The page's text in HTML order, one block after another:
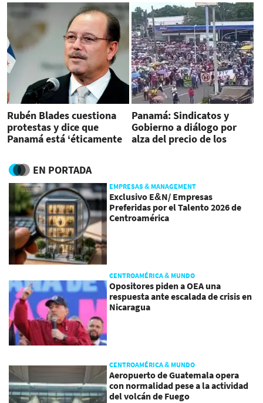
Rubén Blades cuestiona
protestas y dice que
Panamá está ‘éticamente
Panamá: Sindicatos y
Gobierno a diálogo por
alza del precio de los
EN PORTADA
EMPRESAS & MANAGEMENT
Exclusivo E&N/ Empresas
Preferidas por el Talento 2026 de
Centroamérica
CENTROAMÉRICA & MUNDO
Opositores piden a OEA una
respuesta ante escalada de crisis en
Nicaragua
CENTROAMÉRICA & MUNDO
Aeropuerto de Guatemala opera
con normalidad pese a la actividad
del volcán de Fuego